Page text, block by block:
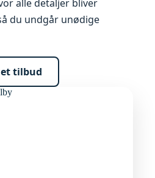
alle detaljer bliver
du undgår unødige
et tilbud